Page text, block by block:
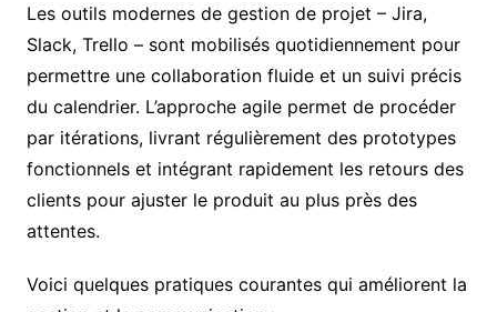
Les outils modernes de gestion de projet – Jira,
Slack, Trello – sont mobilisés quotidiennement pour
permettre une collaboration fluide et un suivi précis
du calendrier. L’approche agile permet de procéder
par itérations, livrant régulièrement des prototypes
fonctionnels et intégrant rapidement les retours des
clients pour ajuster le produit au plus près des
attentes.
Voici quelques pratiques courantes qui améliorent la